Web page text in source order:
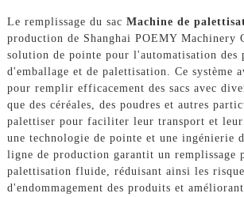
Le remplissage du sac Machine de
production de Shanghai POEMY Machinery
solution de pointe pour l'automatisation des
d'emballage et de palettisation. Ce système
pour remplir efficacement des sacs avec
que des céréales, des poudres et autres
palettiser pour faciliter leur transport et leur
une technologie de pointe et une ingénierie
ligne de production garantit un remplissage
palettisation fluide, réduisant ainsi les
d'endommagement des produits et